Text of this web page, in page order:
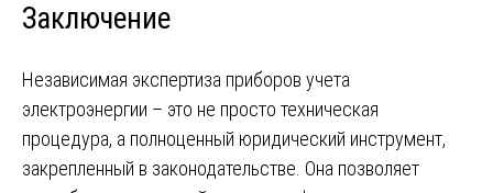
Заключение
Независимая экспертиза приборов учета
электроэнергии – это не просто техническая
процедура, а полноценный юридический инструмент,
закрепленный в законодательстве. Она позволяет